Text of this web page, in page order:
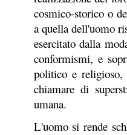
cosmico-storico o
a quella dell'uomo
esercitato dalla
conformismi, e
politico e religioso,
chiamare di
umana.
L'uomo si rende